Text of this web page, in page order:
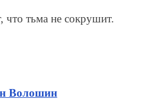
что тьма не сокрушит.
Волошин